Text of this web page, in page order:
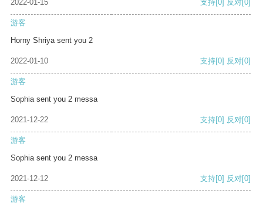
2022-01-15 支持[0] 反对[0]
游客
Horny Shriya sent you 2
2022-01-10 支持[0] 反对[0]
游客
Sophia sent you 2 messa
2021-12-22 支持[0] 反对[0]
游客
Sophia sent you 2 messa
2021-12-12 支持[0] 反对[0]
游客